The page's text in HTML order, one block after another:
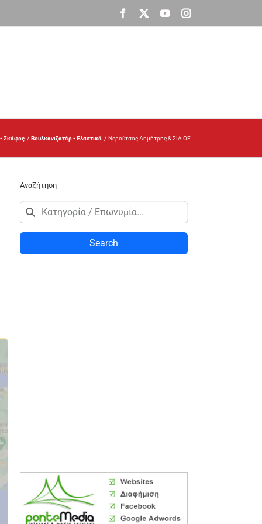
Facebook
X YouTubeInstagram
Σκάφος Βουλκανιζατέρ - Ελαστικά Νερούτσος Δημήτρης & ΣΙΑ ΟΕ
Αναζήτηση
Search